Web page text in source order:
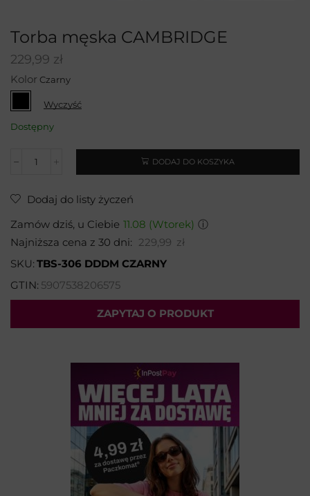
Torba męska CAMBRIDGE
229,99 zł
Kolor
Wyczyść
Dostępny
DODAJ DO KOSZYKA
Dodaj do listy życzeń
Zamów dziś, u Ciebie 11.08 (Wtorek) ⓘ
Najniższa cena z 30 dni:
229,99 zł
SKU: TBS-306 DDDM CZARNY
GTIN: 5907538206575
ZAPYTAJ O PRODUKT
Wybierz temat:
Imię i nazwisko*:
Adres email*: